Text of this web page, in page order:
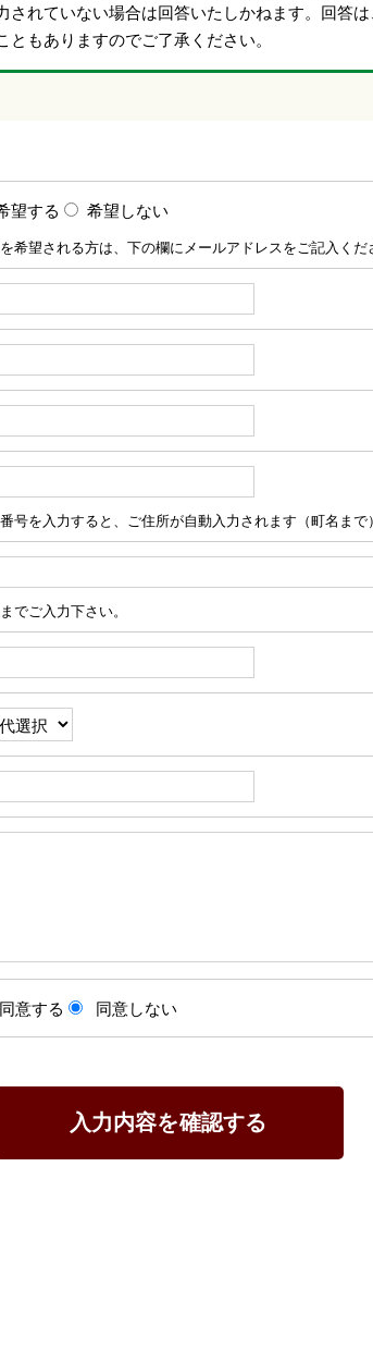
されていない場合は回答いたしかねます。回答
もありますのでご了承ください。
望する 希望しない
希望される方は、下の欄にメールアドレスをご記入くだ
号を入力すると、ご住所が自動入力されます（町名まで
でご入力下さい。
同意する 同意しない
入力内容を確認する